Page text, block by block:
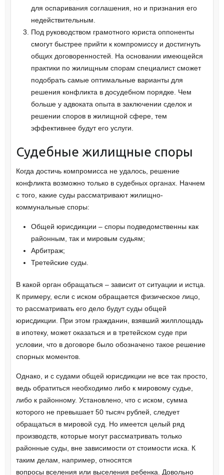
для оспаривания соглашения, но и признания его
недействительным.
Под руководством грамотного юриста оппоненты
смогут быстрее прийти к компромиссу и достигнуть
общих договоренностей. На основании имеющейся
практики по жилищным спорам специалист сможет
подобрать самые оптимальные варианты для
решения конфликта в досудебном порядке. Чем
больше у адвоката опыта в заключении сделок и
решении споров в жилищной сфере, тем
эффективнее будут его услуги.
Судебные жилищные споры
Когда достичь компромисса не удалось, решение
конфликта возможно только в судебных органах. Начнем
с того, какие суды рассматривают жилищно-
коммунальные споры:
Общей юрисдикции – споры подведомственны как
районным, так и мировым судьям;
Арбитраж;
Третейские суды.
В какой орган обращаться – зависит от ситуации и истца.
К примеру, если с иском обращается физическое лицо,
то рассматривать его дело будут суды общей
юрисдикции. При этом гражданин, взявший жилплощадь
в ипотеку, может оказаться и в третейском суде при
условии, что в договоре было обозначено такое решение
спорных моментов.
Однако, и с судами общей юрисдикции не все так просто,
ведь обратиться необходимо либо к мировому судье,
либо к районному. Установлено, что с иском, сумма
которого не превышает 50 тысяч рублей, следует
обращаться в мировой суд. Но имеется целый ряд
производств, которые могут рассматривать только
районные суды, вне зависимости от стоимости иска. К
таким делам, например, относятся
вопросы вселения или выселения ребенка. Довольно